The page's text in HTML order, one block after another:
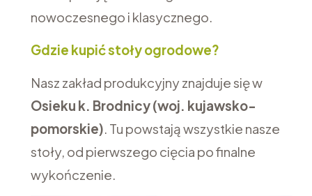
nowoczesnego i klasycznego.
Gdzie kupić stoły ogrodowe?
Nasz zakład produkcyjny znajduje się w
Osieku k. Brodnicy (woj. kujawsko-
pomorskie). Tu powstają wszystkie nasze
stoły, od pierwszego cięcia po finalne
wykończenie.